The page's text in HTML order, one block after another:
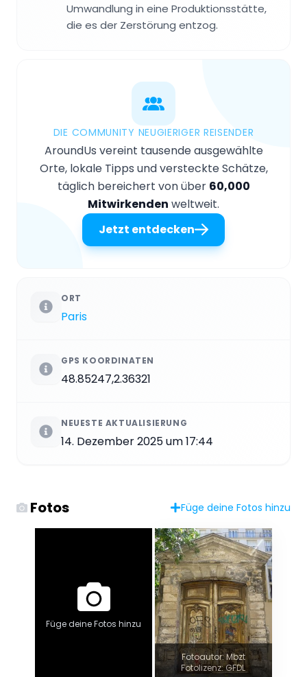
Umwandlung in eine Produktionsstätte,
die es der Zerstörung entzog.
DIE COMMUNITY NEUGIERIGER REISENDER
AroundUs vereint tausende ausgewählte
Orte, lokale Tipps und versteckte Schätze,
täglich bereichert von über 60,000
Mitwirkenden weltweit.
Jetzt entdecken
ORT
Paris
GPS KOORDINATEN
48.85247,2.36321
NEUESTE AKTUALISIERUNG
14. Dezember 2025 um 17:44
Fotos Füge deine Fotos hinzu
Füge deine Fotos hinzu
Fotoautor: Mbzt
Fotolizenz: GFDL